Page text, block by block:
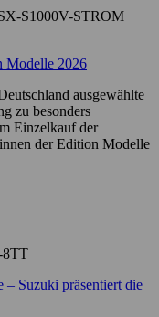
S1000V-STROM
Modelle 2026
ausgewählte
zu besonders
Einzelkauf der
der Edition Modelle
8TT
– Suzuki präsentiert die